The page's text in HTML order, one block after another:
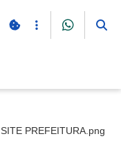
PREFEITURA.png